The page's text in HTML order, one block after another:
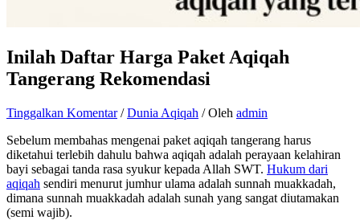
Inilah Daftar Harga Paket Aqiqah
Tangerang Rekomendasi
Tinggalkan Komentar /Dunia Aqiqah / Oleh admin
Sebelum membahas mengenai paket aqiqah tangerang harus
diketahui terlebih dahulu bahwa aqiqah adalah perayaan kelahiran
bayi sebagai tanda rasa syukur kepada Allah SWT. Hukum dari
aqiqah sendiri menurut jumhur ulama adalah sunnah muakkadah,
dimana sunnah muakkadah adalah sunah yang sangat diutamakan
(semi wajib).